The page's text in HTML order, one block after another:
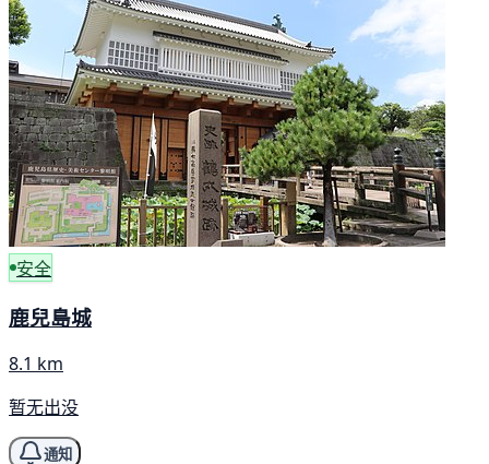
安全
鹿兒島城
8.1 km
暂无出没
通知